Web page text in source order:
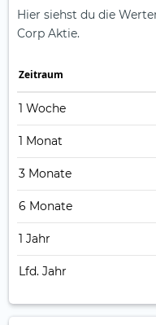
Hier siehst du die
Corp Aktie.
Zeitraum
1 Woche
1 Monat
3 Monate
6 Monate
1 Jahr
Lfd. Jahr